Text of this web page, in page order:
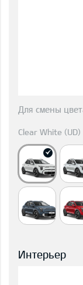
Для смены
Clear White (UD)
Интерьер